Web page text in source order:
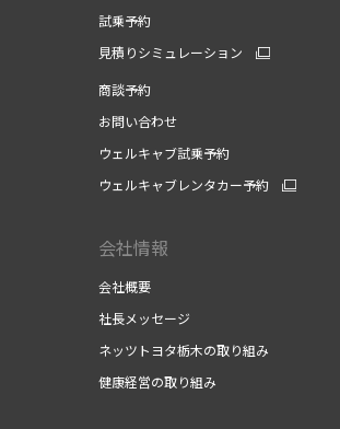
試乗予約
見積りシミュレーション
商談予約
お問い合わせ
ウェルキャブ試乗予約
ウェルキャブレンタカー予約
会社情報
会社概要
社長メッセージ
ネッツトヨタ栃木の取り組み
健康経営の取り組み